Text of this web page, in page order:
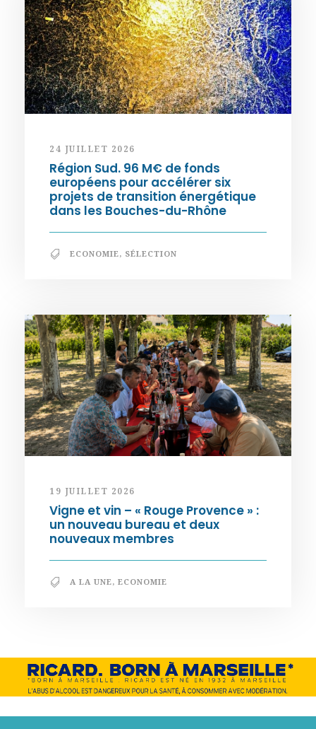
24 JUILLET 2026
Région Sud. 96 M€ de fonds
européens pour accélérer six
projets de transition énergétique
dans les Bouches-du-Rhône
ECONOMIE, SÉLECTION
19 JUILLET 2026
Vigne et vin – « Rouge Provence » :
un nouveau bureau et deux
nouveaux membres
A LA UNE, ECONOMIE